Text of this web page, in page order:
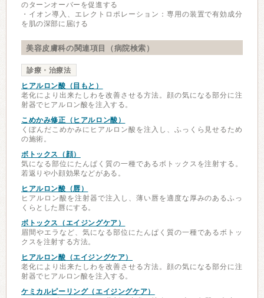
のターンオーバーを促進する
・イオン導入、エレクトロポレーション：専用の装置で有効成分
を肌の深部に届ける
美容皮膚科の関連項目（病院検索）
診療・治療法
ヒアルロン酸（目もと）
老化により出来たしわを改善させる方法。顔の気になる部分に注
射器でヒアルロン酸を注入する。
こめかみ修正（ヒアルロン酸）
くぼんだこめかみにヒアルロン酸を注入し、ふっくら見せるため
の施術。
ボトックス（顔）
気になる部位にたんぱく質の一種であるボトックスを注射する。
若返りや小顔効果などがある。
ヒアルロン酸（唇）
ヒアルロン酸を注射器で注入し、薄い唇を適度な厚みのあるふっ
くらとした唇にする。
ボトックス（エイジングケア）
眉間やエラなど、気になる部位にたんぱく質の一種であるボトッ
クスを注射する方法。
ヒアルロン酸（エイジングケア）
老化により出来たしわを改善させる方法。顔の気になる部分に注
射器でヒアルロン酸を注入する。
ケミカルピーリング（エイジングケア）